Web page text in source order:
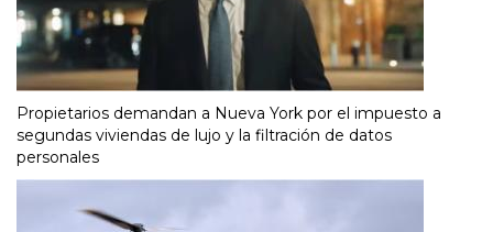
Propietarios demandan a Nueva York por el impuesto a
segundas viviendas de lujo y la filtración de datos
personales